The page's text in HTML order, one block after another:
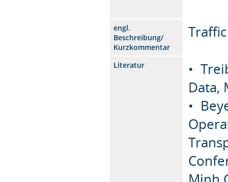
engl.
Beschreibung/
Kurzkommentar
Literatur
•
Data,
•